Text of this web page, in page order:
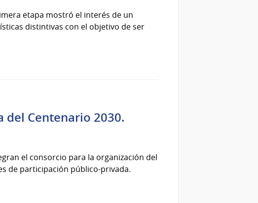
etapa mostró el interés de un
distintivas con el objetivo de ser
Centenario 2030.
el consorcio para la organización del
de participación público-privada.